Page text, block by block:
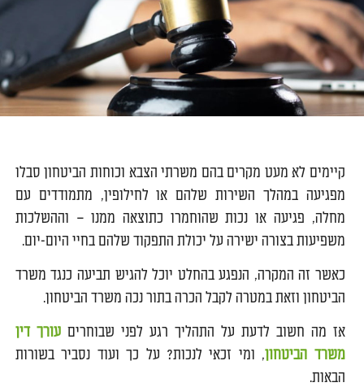
קיימים לא מעט מקרים בהם משרתי הצבא וכוחות הביטחון סבלו
מפגיעה במהלך השירות שלהם או לחילופין, מתמודדים עם
מחלה, פגיעה או נכות שהוחמרו כתוצאה ממנו – וההשלכות
משפיעות בצורה ישירה על יכולת התפקוד שלהם בחיי היום-יום.
כאשר זה המקרה, הנפגע בהחלט יוכל להגיש תביעה כנגד משרד
הביטחון וזאת במטרה לקבל הכרה בתור נכה משרד הביטחון.
אז מה חשוב לדעת על התהליך רגע לפני שבוחריםעורך דין
משרד הביטחון, ומי זכאי לנכות? על כך ועוד נסביר בשורות
הבאות.